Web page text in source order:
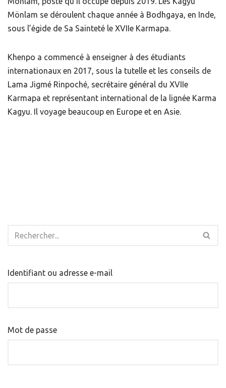
Mönlam se déroulent chaque année à Bodhgaya, en Inde,
sous l’égide de Sa Sainteté le XVIIe Karmapa.
Khenpo a commencé à enseigner à des étudiants
internationaux en 2017, sous la tutelle et les conseils de
Lama Jigmé Rinpoché, secrétaire général du XVIIe
Karmapa et représentant international de la lignée Karma
Kagyu. Il voyage beaucoup en Europe et en Asie.
Identifiant ou adresse e-mail
Mot de passe